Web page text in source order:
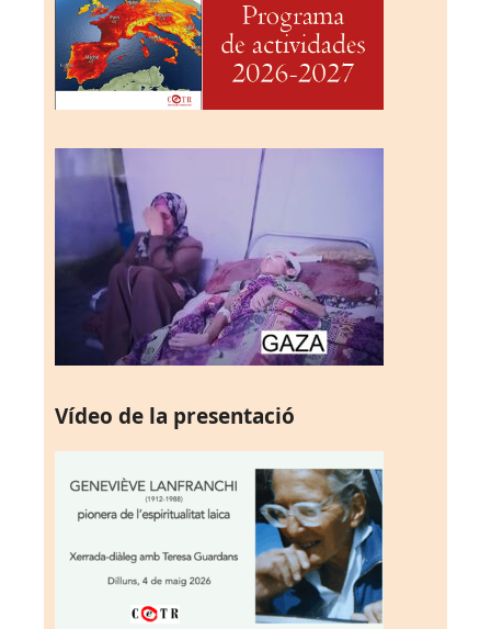
Vídeo de la presentació